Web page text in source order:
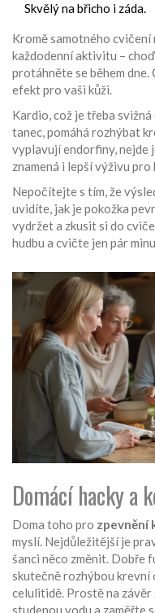
Skvělý na břicho i záda.
Kromě samotného cvičení
každodenní aktivitu –
protáhněte se během
efekt pro vaši kůži.
Kardio, což je třeba
tanec, pomáhá rozhýbat
vyplavují endorfiny, nejde
znamená i lepší výživu
Nepočítejte s tím, že
uvidíte, jak je pokožka
vydržet a zkusit si do
hudbu a cvičte jen pár
Domácí hacky a
Doma toho pro zpevnění
myslí. Nejdůležitější je
šanci něco změnit. Dobře
skutečně rozhýbou krevní
celulitidě. Prostě na
studenou vodu a zaměřte